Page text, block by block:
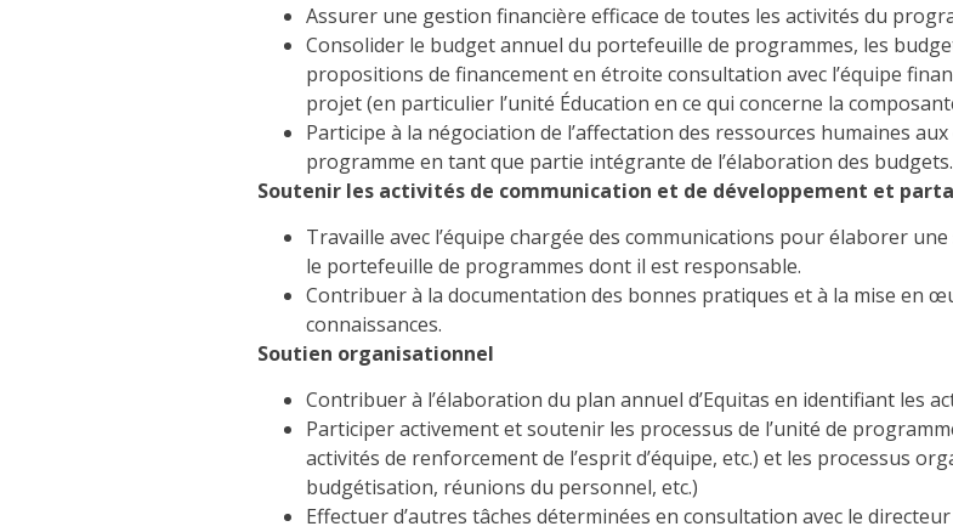
Assurer une gestion financière efficace de toutes les activités du
Consolider le budget annuel du portefeuille de programmes, les
propositions de financement en étroite consultation avec l’équipe
projet (en particulier l’unité Éducation en ce qui concerne la
Participe à la négociation de l’affectation des ressources humaines
programme en tant que partie intégrante de l’élaboration des budgets.
Soutenir les activités de communication et de développement et
Travaille avec l’équipe chargée des communications pour élaborer
le portefeuille de programmes dont il est responsable.
Contribuer à la documentation des bonnes pratiques et à la mise en
connaissances.
Soutien organisationnel
Contribuer à l’élaboration du plan annuel d’Equitas en identifiant les
Participer activement et soutenir les processus de l’unité de
activités de renforcement de l’esprit d’équipe, etc.) et les processus
budgétisation, réunions du personnel, etc.)
Effectuer d’autres tâches déterminées en consultation avec le